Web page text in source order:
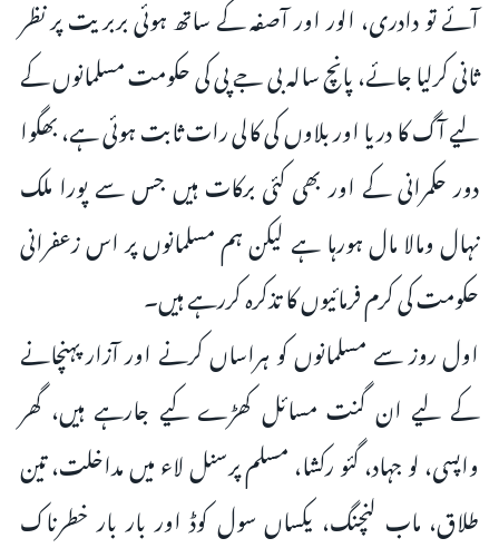
آئے تو دادری، الور اور آصفہ کے ساتھ ہوئی بربریت پر نظر
ثانی کرلیا جائے، پانچ سالہ بی جے پی کی حکومت مسلمانوں کے
لیے آگ کا دریا اور بلاوں کی کالی رات ثابت ہوئی ہے، بھگوا
دور حکمرانی کے اور بھی کئی برکات ہیں جس سے پورا ملک
نہال ومالا مال ہورہا ہے لیکن ہم مسلمانوں پر اس زعفرانی
حکومت کی کرم فرمائیوں کا تذکرہ کررہے ہیں۔
اول روز سے مسلمانوں کو ہراساں کرنے اور آزار پہنچانے
کے لیے ان گنت مسائل کھڑے کیے جارہے ہیں، گھر
واپسی، لو جہاد، گئو رکشا، مسلم پرسنل لاء میں مداخلت، تین
طلاق، ماب لنچنگ، یکساں سول کوڈ اور بار بار خطرناک